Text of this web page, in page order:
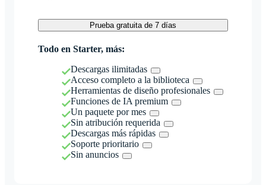
Prueba gratuita de 7 días
Todo en Starter, más:
Descargas ilimitadas
Acceso completo a la biblioteca
Herramientas de diseño profesionales
Funciones de IA premium
Un paquete por mes
Sin atribución requerida
Descargas más rápidas
Soporte prioritario
Sin anuncios